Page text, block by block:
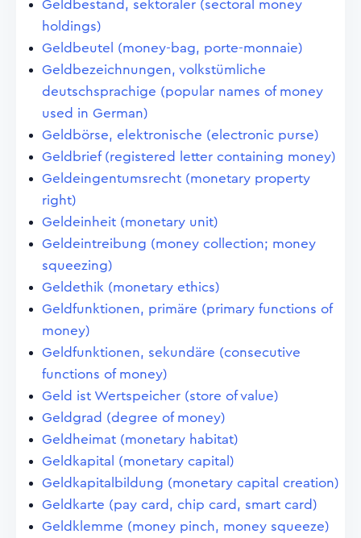
Geldbestand, sektoraler (sectoral money
holdings)
Geldbeutel (money-bag, porte-monnaie)
Geldbezeichnungen, volkstümliche
deutschsprachige (popular names of money
used in German)
Geldbörse, elektronische (electronic purse)
Geldbrief (registered letter containing money)
Geldeingentumsrecht (monetary property
right)
Geldeinheit (monetary unit)
Geldeintreibung (money collection; money
squeezing)
Geldethik (monetary ethics)
Geldfunktionen, primäre (primary functions of
money)
Geldfunktionen, sekundäre (consecutive
functions of money)
Geld ist Wertspeicher (store of value)
Geldgrad (degree of money)
Geldheimat (monetary habitat)
Geldkapital (monetary capital)
Geldkapitalbildung (monetary capital creation)
Geldkarte (pay card, chip card, smart card)
Geldklemme (money pinch, money squeeze)